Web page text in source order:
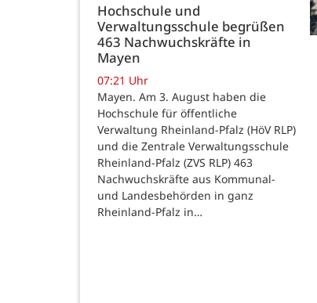
Hochschule und
Verwaltungsschule begrüßen
463 Nachwuchskräfte in
Mayen
07:21 Uhr
Mayen. Am 3. August haben die
Hochschule für öffentliche
Verwaltung Rheinland-Pfalz (HöV RLP)
und die Zentrale Verwaltungsschule
Rheinland-Pfalz (ZVS RLP) 463
Nachwuchskräfte aus Kommunal-
und Landesbehörden in ganz
Rheinland-Pfalz in…